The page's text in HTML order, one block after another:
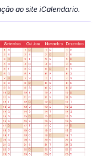
ao site iCalendario.